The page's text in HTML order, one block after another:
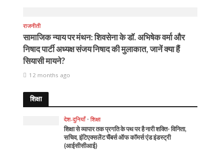
राजनीती
सामाजिक न्याय पर मंथन: शिवसेना के डॉ. अभिषेक वर्मा और
निषाद पार्टी अध्यक्ष संजय निषाद की मुलाकात, जानें क्या हैं
सियासी मायने?
12 months ago
शिक्षा
देश-दुनियाँ • शिक्षा
शिक्षा से व्यापार तक प्रगति के पथ पर है नारी शक्ति- विनिता,
सचिव, इंटिएक्सलेंट चैंबर्स ऑफ कॉमर्स एंड इंडस्ट्री
(आईसीसीआई)